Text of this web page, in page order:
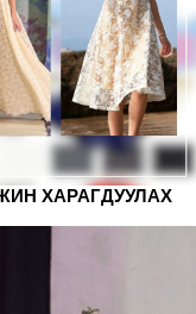
ХАРАГДУУЛАХ